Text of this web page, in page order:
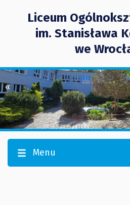
Liceum
im. Stanisława
we
«
Menu